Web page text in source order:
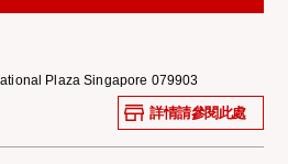
Plaza Singapore 079903
詳情請參閱此處